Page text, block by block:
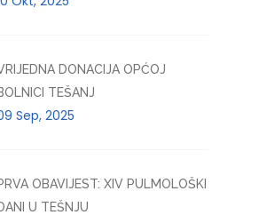
DONACIJA OPĆOJ
TEŠANJ
Sep, 2025
OBAVIJEST: XIV PULMOLOŠKI
U TEŠNJU